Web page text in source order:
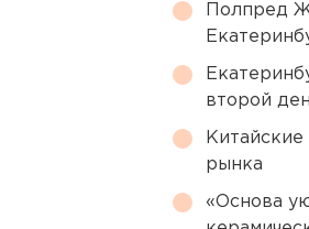
Полпред
второй
рынка
«Основа